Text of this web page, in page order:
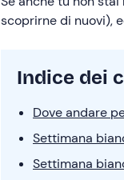
scoprirne di nuovi),
Indice dei
Dove andare
Settimana
Settimana